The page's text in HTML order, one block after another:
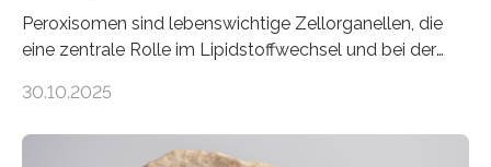
Peroxisomen sind lebenswichtige Zellorganellen, die
eine zentrale Rolle im Lipidstoffwechsel und bei der
erfüllen können, müssen zahlreiche Enzyme präzise in
der Ruhr-Universität Bochum um Prof. Dr. Ralf Erdmann
30.10.2025